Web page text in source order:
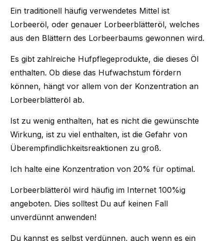
Ein traditionell häufig verwendetes Mittel ist
Lorbeeröl, oder genauer Lorbeerblätteröl, welches
aus den Blättern des Lorbeerbaums gewonnen wird.
Es gibt zahlreiche Hufpflegeprodukte, die dieses Öl
enthalten. Ob diese das Hufwachstum fördern
können, hängt vor allem von der Konzentration an
Lorbeerblätteröl ab.
Ist zu wenig enthalten, hat es nicht die gewünschte
Wirkung, ist zu viel enthalten, ist die Gefahr von
Überempfindlichkeitsreaktionen zu groß.
Ich halte eine Konzentration von 20% für optimal.
Lorbeerblätteröl wird häufig im Internet 100%ig
angeboten. Dies solltest Du auf keinen Fall
unverdünnt anwenden!
Du kannst es selbst verdünnen, auch wenn es ein